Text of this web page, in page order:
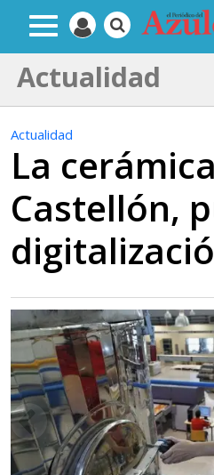
Actualidad
Actualidad
La
Castellón,